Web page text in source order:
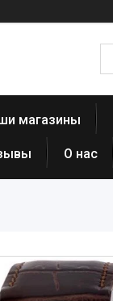
магазины
О нас